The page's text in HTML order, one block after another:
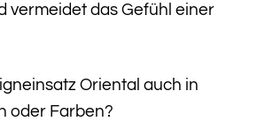
vermeidet das Gefühl einer
Oriental auch in
oder Farben?